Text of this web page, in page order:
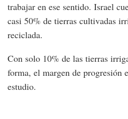
trabajar en ese sentido. Israel
casi 50% de tierras cultivadas
reciclada.
Con solo 10% de las tierras
forma, el margen de progresión
estudio.